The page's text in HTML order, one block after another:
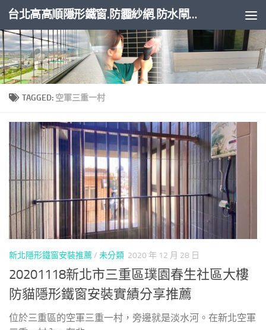
Skip to content 台北高高順隱形鐵窗.防霾紗網.防水閘門
TAGGED: 空軍三重一村
新北隱形鐵窗安裝推薦/ 未分類 2020 年 12 月 28 日
20201118新北市三重區璞園春生社區大樓
防貓隱形鐵窗安裝實績分享推薦
位於三重區的空軍三重一村，旁邊就是淡水河。在新北空軍